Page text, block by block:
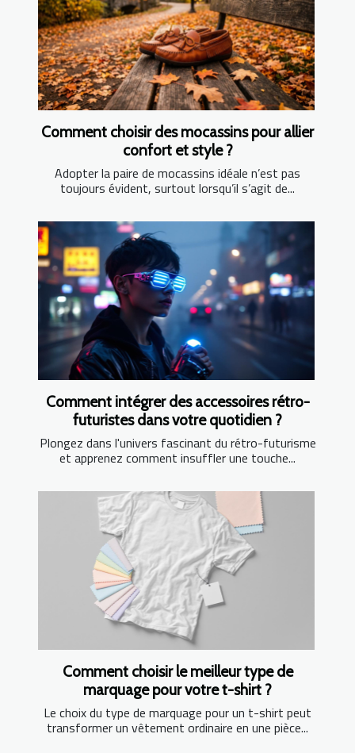
Comment choisir des mocassins pour allier
confort et style ?
Adopter la paire de mocassins idéale n’est pas
toujours évident, surtout lorsqu’il s’agit de...
Comment intégrer des accessoires rétro-
futuristes dans votre quotidien ?
Plongez dans l'univers fascinant du rétro-futurisme
et apprenez comment insuffler une touche...
Comment choisir le meilleur type de
marquage pour votre t-shirt ?
Le choix du type de marquage pour un t-shirt peut
transformer un vêtement ordinaire en une pièce...